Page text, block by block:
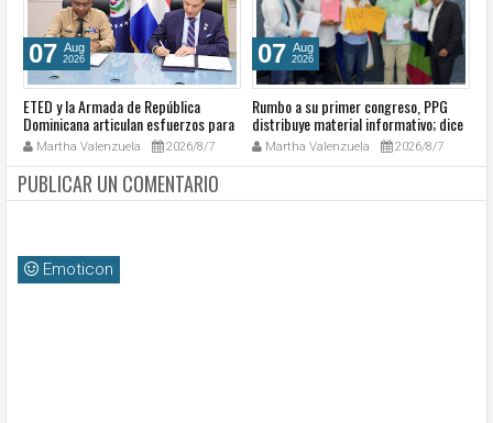
07 Aug
2026
ETED y la Armada de República
Dominicana articulan esfuerzos para
el resguardo del Sistema de
Transmisión Eléctrica Nacional y
fortalecimiento de capacidades.
Martha Valenzuela 2026/8/7
07 Aug
2026
Rumbo a su primer congreso, PPG
distribuye material informativo; dice
avanza en su ruta hacia la historia
Martha Valenzuela 2026/8/7
PUBLICAR UN COMENTARIO
Emoticon